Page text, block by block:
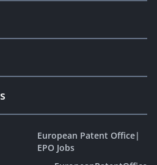
European Patent Office|
EPO Jobs